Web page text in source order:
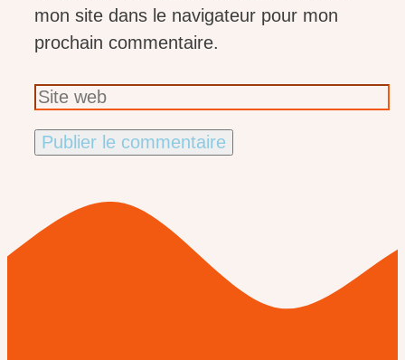
mon site dans le navigateur pour mon
prochain commentaire.
Site